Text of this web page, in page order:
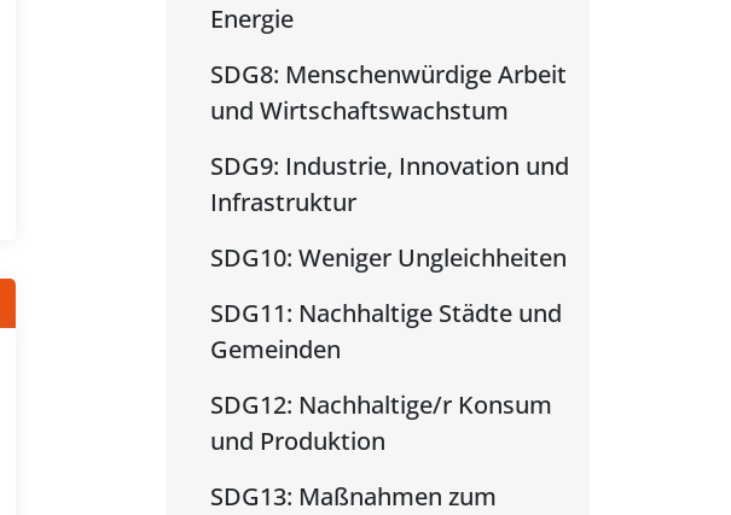
Energie
SDG8: Menschenwürdige Arbeit
und Wirtschaftswachstum
SDG9: Industrie, Innovation und
Infrastruktur
SDG10: Weniger Ungleichheiten
SDG11: Nachhaltige Städte und
Gemeinden
SDG12: Nachhaltige/r Konsum
und Produktion
SDG13: Maßnahmen zum